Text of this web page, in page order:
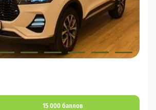
15 000 баллов